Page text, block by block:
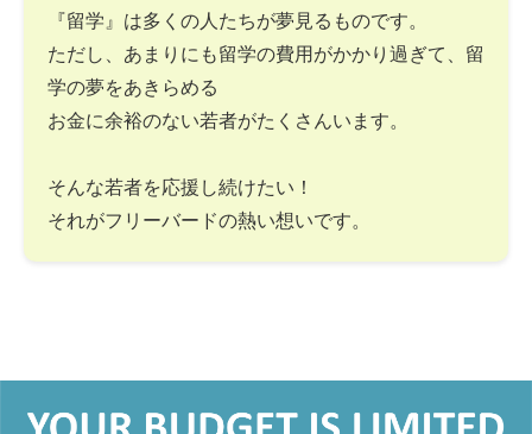
『留学』は多くの人たちが夢見るものです。
ただし、あまりにも留学の費用がかかり過ぎて、留
学の夢をあきらめる
お金に余裕のない若者がたくさんいます。
そんな若者を応援し続けたい！
それがフリーバードの熱い想いです。